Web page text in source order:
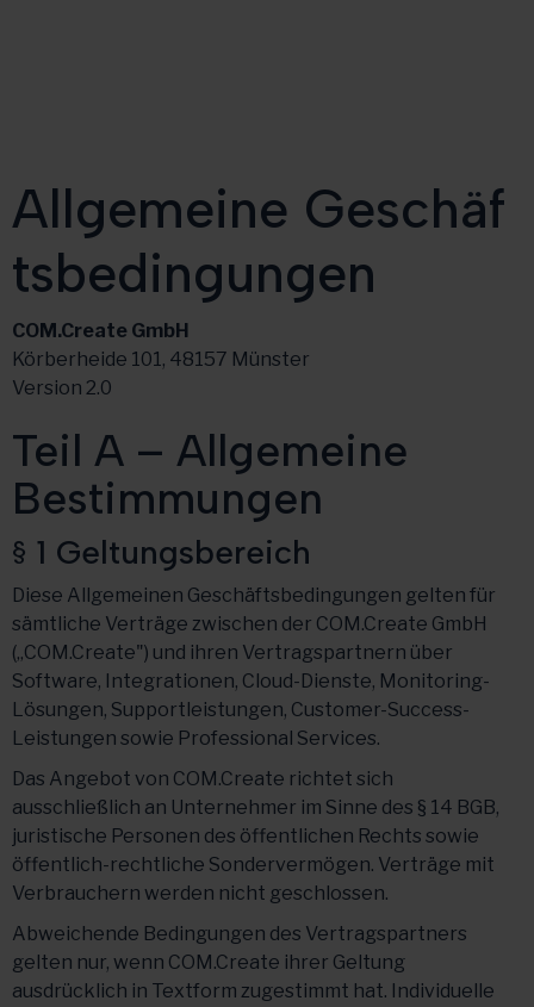
Allgemeine Geschäf
tsbedingungen
COM.Create GmbH
Körberheide 101, 48157 Münster
Version 2.0
Teil A – Allgemeine
Bestimmungen
§ 1 Geltungsbereich
Diese Allgemeinen Geschäftsbedingungen gelten für
sämtliche Verträge zwischen der COM.Create GmbH
(„COM.Create") und ihren Vertragspartnern über
Software, Integrationen, Cloud-Dienste, Monitoring-
Lösungen, Supportleistungen, Customer-Success-
Leistungen sowie Professional Services.
Das Angebot von COM.Create richtet sich
ausschließlich an Unternehmer im Sinne des § 14 BGB,
juristische Personen des öffentlichen Rechts sowie
öffentlich-rechtliche Sondervermögen. Verträge mit
Verbrauchern werden nicht geschlossen.
Abweichende Bedingungen des Vertragspartners
gelten nur, wenn COM.Create ihrer Geltung
ausdrücklich in Textform zugestimmt hat. Individuelle